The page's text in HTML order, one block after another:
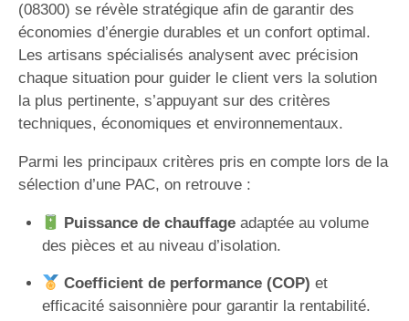
(08300) se révèle stratégique afin de garantir des
économies d’énergie durables et un confort optimal.
Les artisans spécialisés analysent avec précision
chaque situation pour guider le client vers la solution
la plus pertinente, s’appuyant sur des critères
techniques, économiques et environnementaux.
Parmi les principaux critères pris en compte lors de la
sélection d’une PAC, on retrouve :
Puissance de chauffageadaptée au volume
des pièces et au niveau d’isolation.
Coefficient de performance (COP) et
efficacité saisonnière pour garantir la rentabilité.